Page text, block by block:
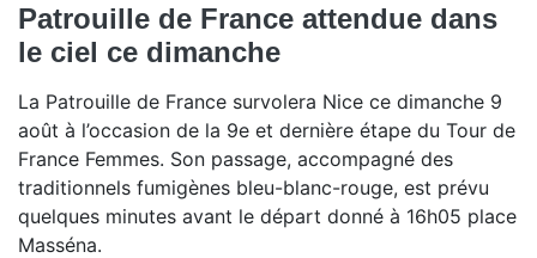
Patrouille de France attendue dans
le ciel ce dimanche
La Patrouille de France survolera Nice ce dimanche 9
août à l’occasion de la 9e et dernière étape du Tour de
France Femmes. Son passage, accompagné des
traditionnels fumigènes bleu-blanc-rouge, est prévu
quelques minutes avant le départ donné à 16h05 place
Masséna.